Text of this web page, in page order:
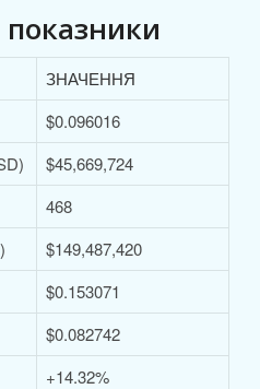
показники
ЗНАЧЕННЯ
$0.096016
$45,669,724
468
$149,487,420
$0.153071
$0.082742
+14.32%